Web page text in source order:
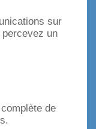
sur
un
de